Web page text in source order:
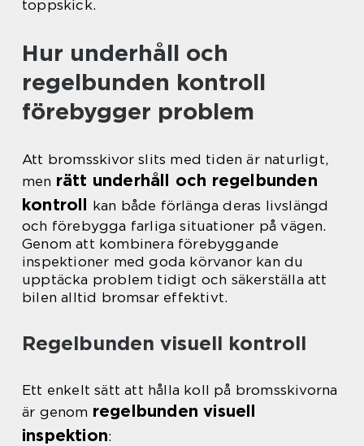
toppskick.
Hur underhåll och
regelbunden kontroll
förebygger problem
Att bromsskivor slits med tiden är naturligt,
men rätt underhåll och regelbunden
kontroll kan både förlänga deras livslängd
och förebygga farliga situationer på vägen.
Genom att kombinera förebyggande
inspektioner med goda körvanor kan du
upptäcka problem tidigt och säkerställa att
bilen alltid bromsar effektivt.
Regelbunden visuell kontroll
Ett enkelt sätt att hålla koll på bromsskivorna
är genom regelbunden visuell
inspektion: